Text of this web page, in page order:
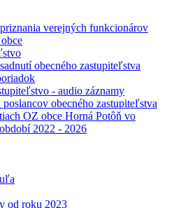
verejných funkcionárov
obecného zastupiteľstva
- audio záznamy
obecného zastupiteľstva
OZ obce Horná Potôň vo
2022 - 2026
od roku 2023